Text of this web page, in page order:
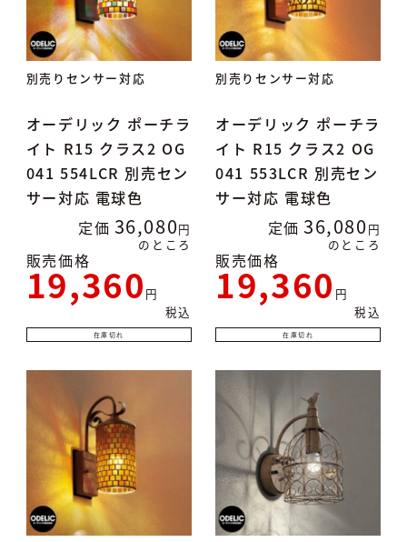
別売りセンサー対応
オーデリック ポーチラ
イト R15 クラス2 OG
041 554LCR 別売セン
サー対応 電球色
定価 36,080
のところ
販売価格
19,360
税込
在庫切れ
別売りセンサー対応
オーデリック ポーチラ
イト R15 クラス2 OG
041 553LCR 別売セン
サー対応 電球色
定価 36,080
のところ
販売価格
19,360
税込
在庫切れ